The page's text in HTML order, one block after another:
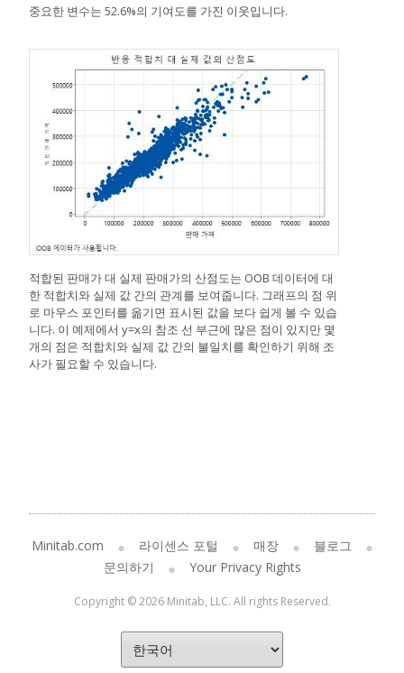
중요한 변수는 52.6%의 기여도를 가진 이웃입니다.
적합된 판매가 대 실제 판매가의 산점도는 OOB 데이터에 대
한 적합치와 실제 값 간의 관계를 보여줍니다. 그래프의 점 위
로 마우스 포인터를 옮기면 표시된 값을 보다 쉽게 볼 수 있습
니다. 이 예제에서 y=x의 참조 선 부근에 많은 점이 있지만 몇
개의 점은 적합치와 실제 값 간의 불일치를 확인하기 위해 조
사가 필요할 수 있습니다.
Minitab.com 라이센스 포털 매장
블로그
문의하기
Your Privacy Rights
Copyright © 2026 Minitab, LLC. All rights Reserved.